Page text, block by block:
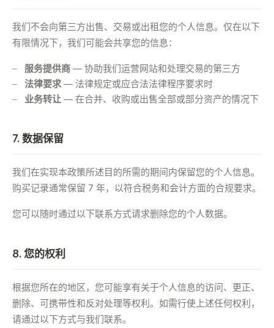
我们不会向第三方出售、交易或出租您的个人信息。仅在以下
有限情况下，我们可能会共享您的信息：
服务提供商 — 协助我们运营网站和处理交易的第三方
法律要求 — 法律规定或应合法法律程序要求时
业务转让 — 在合并、收购或出售全部或部分资产的情况下
7. 数据保留
我们在实现本政策所述目的所需的期间内保留您的个人信息。
购买记录通常保留 7 年，以符合税务和会计方面的合规要求。
您可以随时通过以下联系方式请求删除您的个人数据。
8. 您的权利
根据您所在的地区，您可能享有关于个人信息的访问、更正、
删除、可携带性和反对处理等权利。如需行使上述任何权利，
请通过以下方式与我们联系。